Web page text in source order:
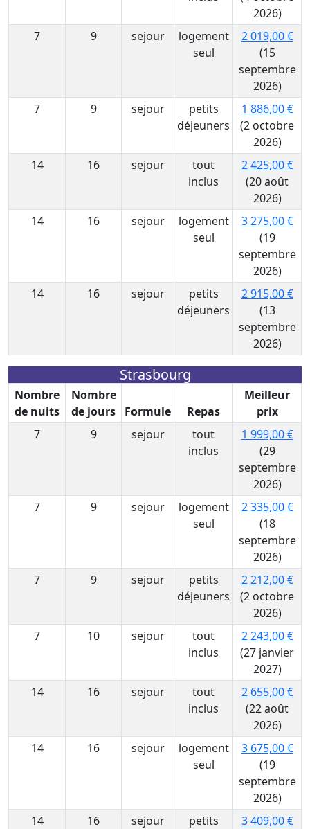
2026)
7
9 sejour
logement
seul
2 019,00 €
(15
septembre
2026)
7
9 sejour
petits
déjeuners
1 886,00 €
(2 octobre
2026)
14
16 sejour
tout
inclus
2 425,00 €
(20 août
2026)
14
16 sejour
logement
seul
3 275,00 €
(19
septembre
2026)
14
16 sejour
petits
déjeuners
2 915,00 €
(13
septembre
2026)
Strasbourg
Nombre
de nuits
Nombre
de jours
Formule Repas
Meilleur
prix
7
9 sejour
tout
inclus
1 999,00 €
(29
septembre
2026)
7
9 sejour
logement
seul
2 335,00 €
(18
septembre
2026)
7
9 sejour
petits
déjeuners
2 212,00 €
(2 octobre
2026)
7
10 sejour
tout
inclus
2 243,00 €
(27 janvier
2027)
14
16 sejour
tout
inclus
2 655,00 €
(22 août
2026)
14
16 sejour
logement
seul
3 675,00 €
(19
septembre
2026)
14
16 sejour
petits
3 409,00 €